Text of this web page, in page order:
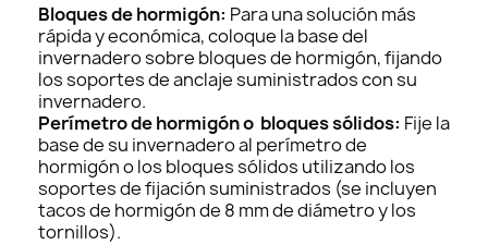
Bloques de hormigón: Para una solución más
rápida y económica, coloque la base del
invernadero sobre bloques de hormigón, fijando
los soportes de anclaje suministrados con su
invernadero.
Perímetro de hormigón o bloques sólidos: Fije la
base de su invernadero al perímetro de
hormigón o los bloques sólidos utilizando los
soportes de fijación suministrados (se incluyen
tacos de hormigón de 8 mm de diámetro y los
tornillos).